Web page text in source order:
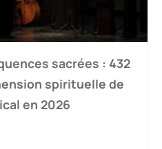
sacrées : 432
spirituelle de
en 2026